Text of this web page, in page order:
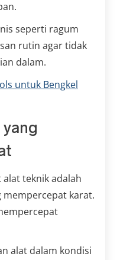
seperti ragum
rutin agar tidak
dalam.
untuk Bengkel
teknik adalah
mempercepat karat.
alat dalam kondisi